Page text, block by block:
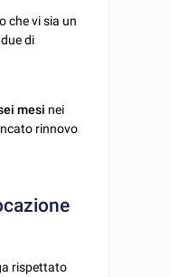
che vi sia un
di
mesi nei
rinnovo
rispettato